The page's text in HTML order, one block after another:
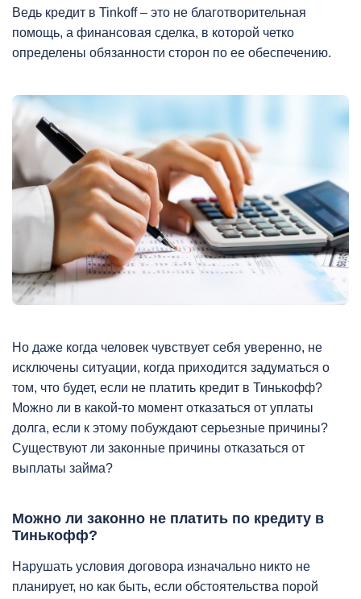
Ведь кредит в Tinkoff – это не благотворительная
помощь, а финансовая сделка, в которой четко
определены обязанности сторон по ее обеспечению.
Но даже когда человек чувствует себя уверенно, не
исключены ситуации, когда приходится задуматься о
том, что будет, если не платить кредит в Тинькофф?
Можно ли в какой-то момент отказаться от уплаты
долга, если к этому побуждают серьезные причины?
Существуют ли законные причины отказаться от
выплаты займа?
Можно ли законно не платить по кредиту в
Тинькофф?
Нарушать условия договора изначально никто не
планирует, но как быть, если обстоятельства порой